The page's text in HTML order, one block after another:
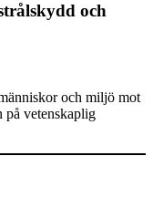
och
och miljö mot
vetenskaplig